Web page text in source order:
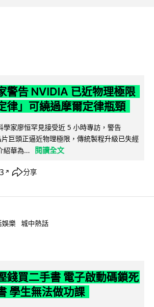
警告 NVIDIA 已近物理極限
律」可繞過摩爾定律瓶頸
學家廖恒罕見接受近 5 小時專訪，警告
巨頭正逼近物理極限，傳統製程升級已失經
紹華為...
閱讀全文
↗ 分享
娛樂 城中熱話
錢買二手書 電子啟動碼鎖死
學生無法做功課